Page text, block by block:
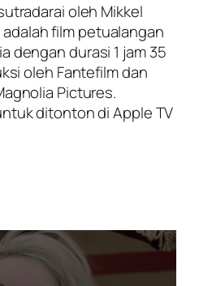
oleh Mikkel
film petualangan
dengan durasi 1 jam 35
oleh Fantefilm dan
Pictures.
ditonton di Apple TV